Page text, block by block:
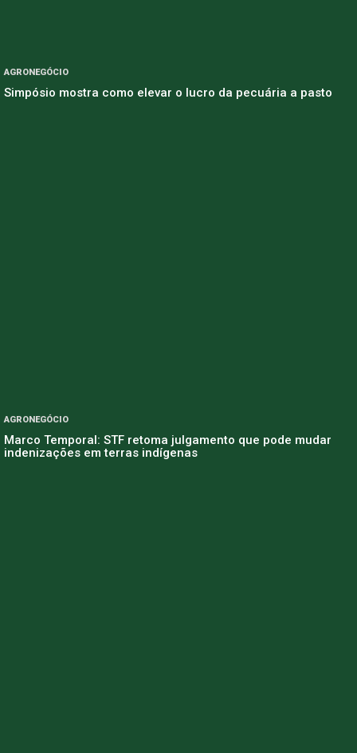
AGRONEGÓCIO
Simpósio mostra como elevar o lucro da pecuária a pasto
AGRONEGÓCIO
Marco Temporal: STF retoma julgamento que pode mudar
indenizações em terras indígenas